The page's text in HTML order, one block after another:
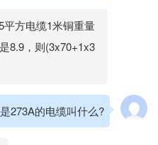
平方电缆1米铜重量
8.9，则(3x70+1x3
273A的电缆叫什么?